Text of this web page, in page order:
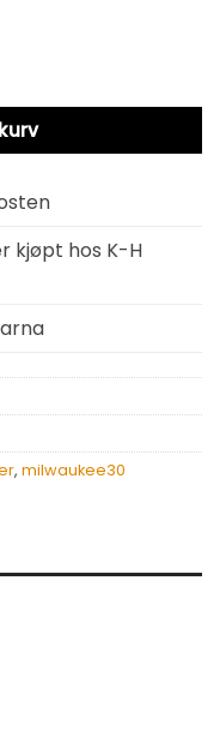
antall
kjøpt hos K-H
, milwaukee30